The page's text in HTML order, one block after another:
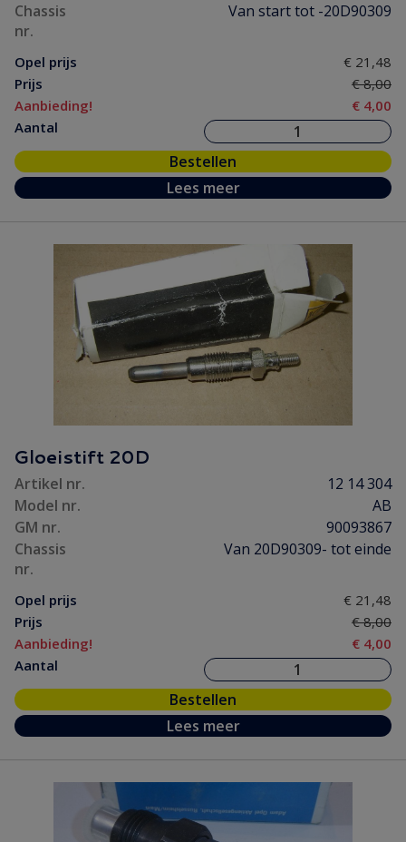
Chassis
nr.
Van start tot -20D90309
Opel prijs
€ 21,48
Prijs
€ 8,00
Aanbieding!
€ 4,00
Aantal
Bestellen
Lees meer
Gloeistift 20D
Artikel nr.
12 14 304
Model nr.
AB
GM nr.
90093867
Chassis
nr.
Van 20D90309- tot einde
Opel prijs
€ 21,48
Prijs
€ 8,00
Aanbieding!
€ 4,00
Aantal
Bestellen
Lees meer